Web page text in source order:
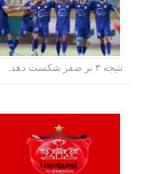
نتیجه ۳ بر صفر شکست دهد.